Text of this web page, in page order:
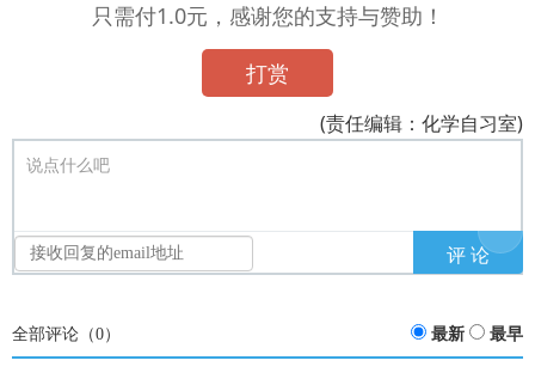
只需付1.0元，感谢您的支持与赞助！
打赏
(责任编辑：化学自习室)
说点什么吧
全部评论（0） 最新 最早